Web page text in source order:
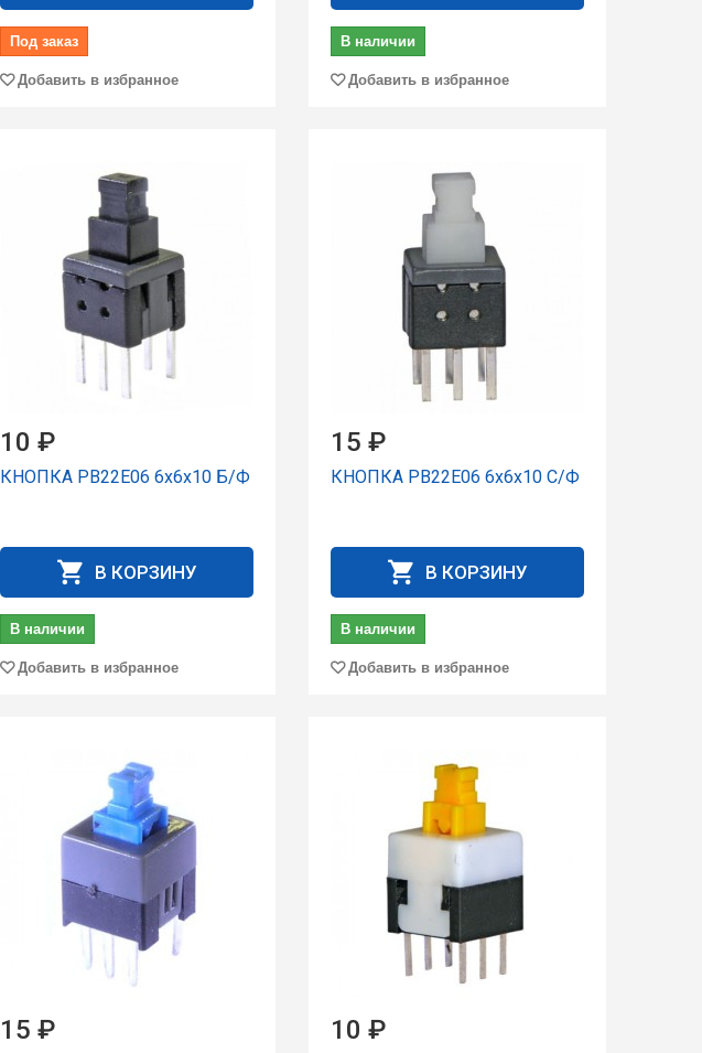
Под заказ
Добавить в избранное
В наличии
Добавить в избранное
10 ₽
КНОПКА PB22E06 6x6x10 Б/Ф
В КОРЗИНУ
В наличии
Добавить в избранное
15 ₽
КНОПКА PB22E06 6x6x10 С/Ф
В КОРЗИНУ
В наличии
Добавить в избранное
15 ₽ 10 ₽